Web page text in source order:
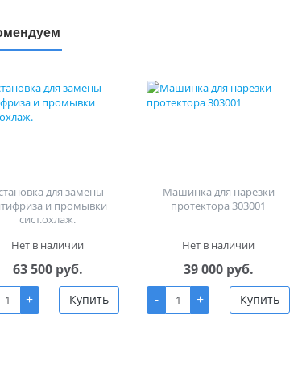
для замены
и промывки
сист.охлаж.
Нет в наличии
63 500 руб.
+ Купить
Машинка для нарезки
протектора 303001
Нет в наличии
39 000 руб.
-
+ Купить